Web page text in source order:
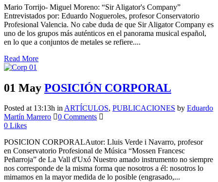
Mario Torrijo- Miguel Moreno: “Sir Aligator's Company”
Entrevistados por: Eduardo Nogueroles, profesor Conservatorio
Profesional Valencia. No cabe duda de que Sir Aligator Company es
uno de los grupos más auténticos en el panorama musical español,
en lo que a conjuntos de metales se refiere....
Read More
01 May POSICIÓN CORPORAL
Posted at 13:13h inARTÍCULOS, PUBLICACIONES by Eduardo
Martín Marrero
0 Comments
0 Likes
POSICION CORPORALAutor: Lluis Verde i Navarro, profesor
en Conservatorio Profesional de Música “Mossen Francesc
Peñarroja” de La Vall d'Uxó Nuestro amado instrumento no siempre
nos corresponde de la misma forma que nosotros a él: nosotros lo
mimamos en la mayor medida de lo posible (engrasado,...